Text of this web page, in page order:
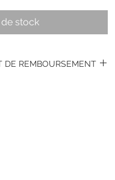
stock
DE REMBOURSEMENT